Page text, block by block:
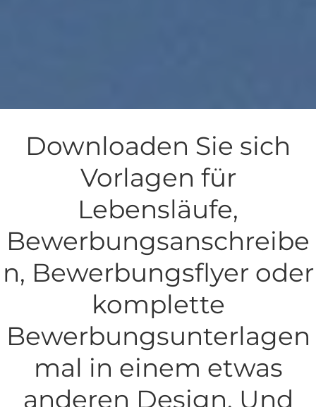
Downloaden Sie sich
Vorlagen für
Lebensläufe,
Bewerbungsanschreibe
n, Bewerbungsflyer oder
komplette
Bewerbungsunterlagen
mal in einem etwas
anderen Design. Und